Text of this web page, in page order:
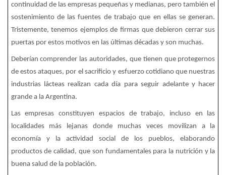
continuidad de las empresas pequeñas y medianas, pero también el
sostenimiento de las fuentes de trabajo que en ellas se generan.
Tristemente, tenemos ejemplos de firmas que debieron cerrar sus
puertas por estos motivos en las últimas décadas y son muchas.
Deberían comprender las autoridades, que tienen que protegernos
de estos ataques, por el sacrificio y esfuerzo cotidiano que nuestras
industrias lácteas realizan cada día para seguir adelante y hacer
grande a la Argentina.
Las empresas constituyen espacios de trabajo, incluso en las
localidades más lejanas donde muchas veces movilizan a la
economía y la actividad social de los pueblos, elaborando
productos de calidad, que son fundamentales para la nutrición y la
buena salud de la población.